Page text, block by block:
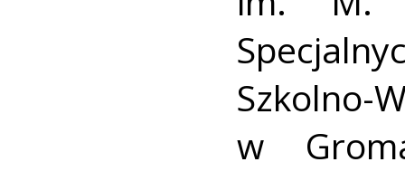
Szkolno-
w